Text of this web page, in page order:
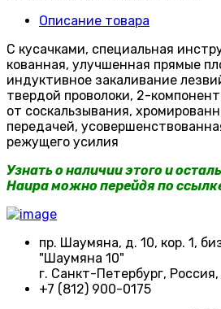
Описание товара
С кусачками, специальная
кованная, улучшенная прямые
индуктивное закаливание
твердой проволоки, 2-
от соскальзывания,
передачей,
режущего усилия
Узнать о наличии этого и
Haupa можно перейдя по
пр. Шаумяна, д. 10, кор. 1,
"Шаумяна 10"
г. Санкт-Петербург,
+7 (812) 900-0175